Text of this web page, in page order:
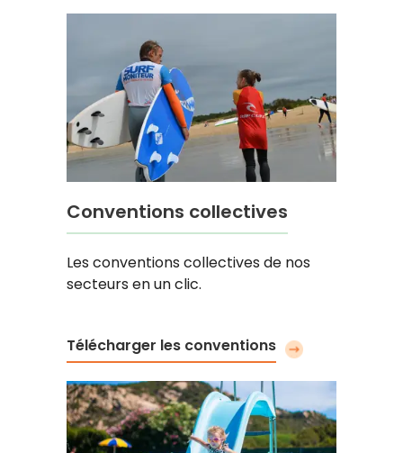
Conventions collectives
Les conventions collectives de nos
secteurs en un clic.
Télécharger les conventions